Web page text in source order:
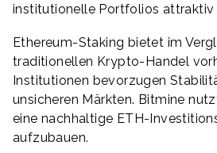
institutionelle Portfolios attraktiv
Ethereum-Staking bietet im
traditionellen Krypto-Handel
Institutionen bevorzugen
unsicheren Märkten. Bitmine
eine nachhaltige ETH-
aufzubauen.